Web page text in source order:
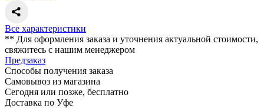
Все характеристики
** Для оформления заказа и уточнения актуальной стоимости,
свяжитесь с нашим менеджером
Предзаказ
Способы получения заказа
Самовывоз из магазина
Сегодня или позже, бесплатно
Доставка по Уфе